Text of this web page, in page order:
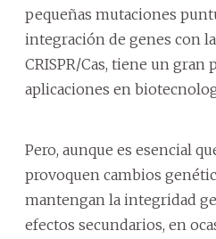
pequeñas mutaciones
integración de genes con
CRISPR/Cas, tiene un gran
aplicaciones en
Pero, aunque es esencial
provoquen cambios
mantengan la integridad
efectos secundarios, en